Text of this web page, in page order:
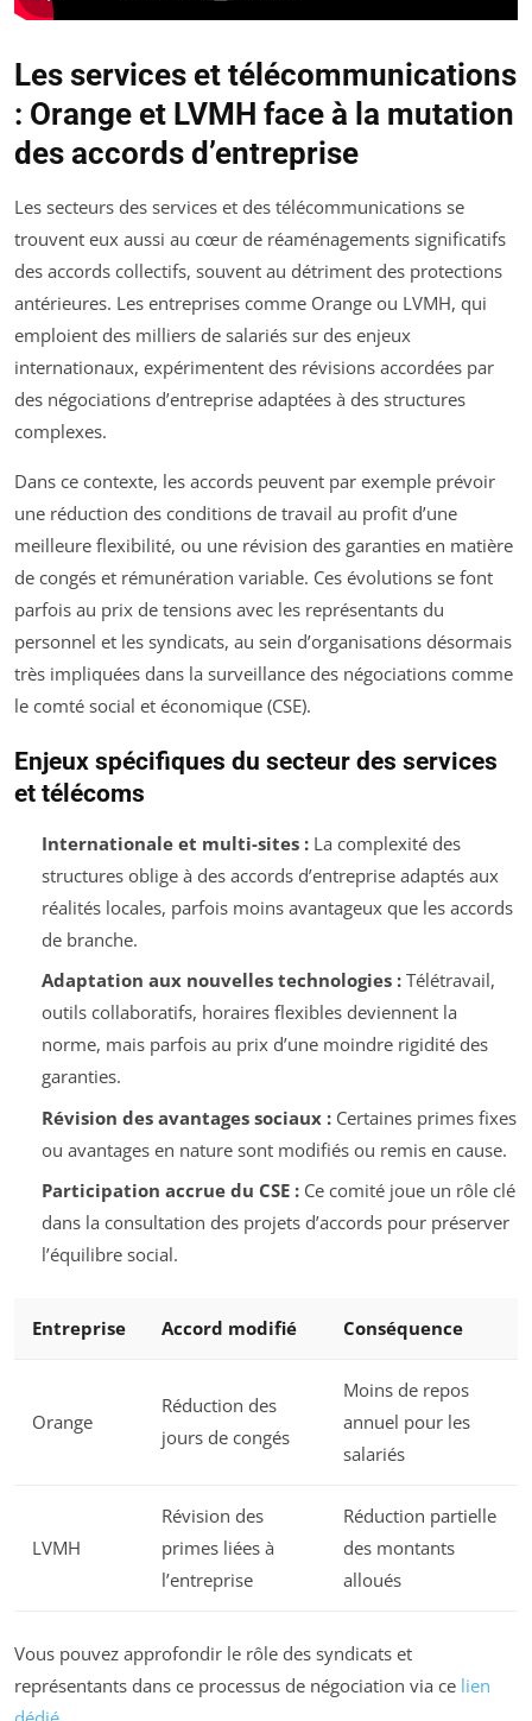
Les services et télécommunications
: Orange et LVMH face à la mutation
des accords d’entreprise
Les secteurs des services et des télécommunications se
trouvent eux aussi au cœur de réaménagements significatifs
des accords collectifs, souvent au détriment des protections
antérieures. Les entreprises comme Orange ou LVMH, qui
emploient des milliers de salariés sur des enjeux
internationaux, expérimentent des révisions accordées par
des négociations d’entreprise adaptées à des structures
complexes.
Dans ce contexte, les accords peuvent par exemple prévoir
une réduction des conditions de travail au profit d’une
meilleure flexibilité, ou une révision des garanties en matière
de congés et rémunération variable. Ces évolutions se font
parfois au prix de tensions avec les représentants du
personnel et les syndicats, au sein d’organisations désormais
très impliquées dans la surveillance des négociations comme
le comté social et économique (CSE).
Enjeux spécifiques du secteur des services
et télécoms
Internationale et multi-sites :La complexité des
structures oblige à des accords d’entreprise adaptés aux
réalités locales, parfois moins avantageux que les accords
de branche.
Adaptation aux nouvelles technologies :Télétravail,
outils collaboratifs, horaires flexibles deviennent la
norme, mais parfois au prix d’une moindre rigidité des
garanties.
Révision des avantages sociaux :Certaines primes fixes
ou avantages en nature sont modifiés ou remis en cause.
Participation accrue du CSE :Ce comité joue un rôle clé
dans la consultation des projets d’accords pour préserver
l’équilibre social.
Entreprise Accord modifié Conséquence
Orange
Réduction des
jours de congés
Moins de repos
annuel pour les
salariés
LVMH
Révision des
primes liées à
l’entreprise
Réduction partielle
des montants
alloués
Vous pouvez approfondir le rôle des syndicats et
représentants dans ce processus de négociation via ce lien